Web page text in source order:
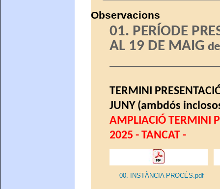
Observacions
01. PERÍODE
AL 19 DE MAIG
TERMINI
JUNY (ambdós
AMPLIACIÓ TERMINI
2025 - TANCAT -
00. INSTÀNCIA PROCÉS.pdf